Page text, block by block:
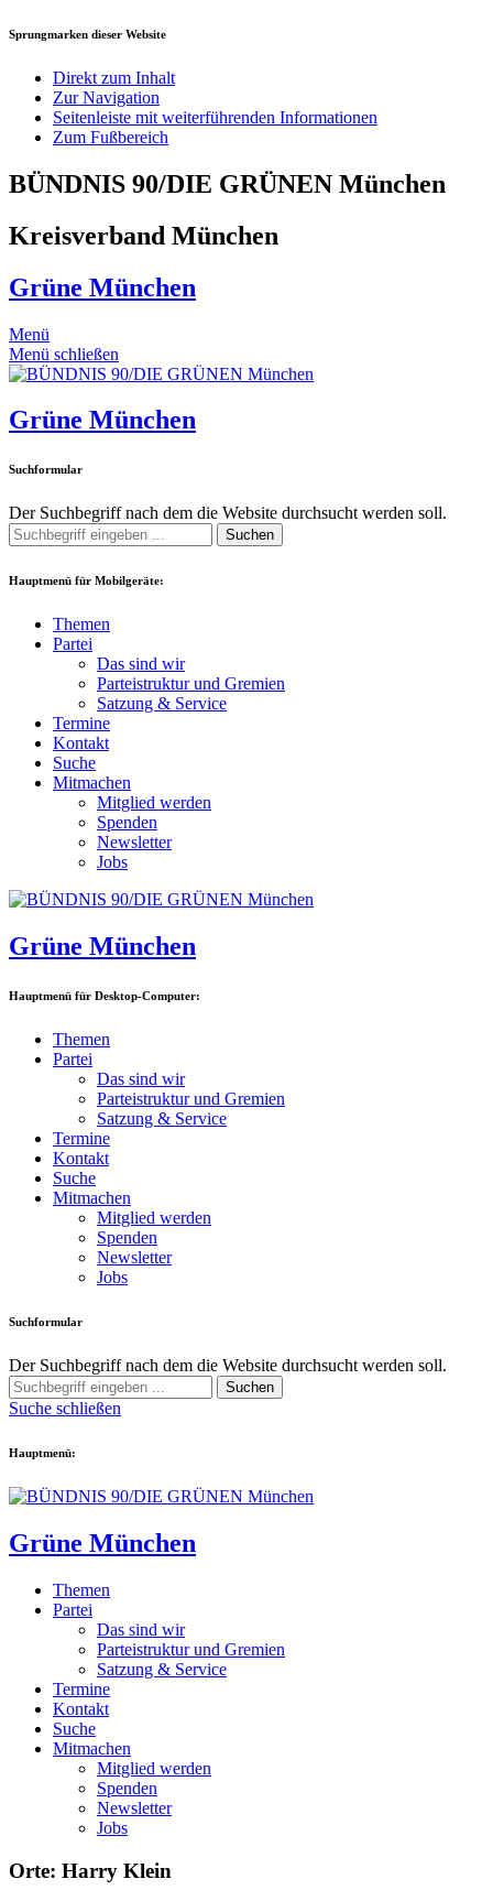
Sprungmarken dieser Website
Direkt zum Inhalt
Zur Navigation
Seitenleiste mit weiterführenden Informationen
Zum Fußbereich
BÜNDNIS 90/DIE GRÜNEN München
Kreisverband München
Grüne München
Menü
Menü schließen
Grüne München
Suchformular
Der Suchbegriff nach dem die Website durchsucht werden soll.
Suchen
Hauptmenü für Mobilgeräte:
Themen
Partei
Das sind wir
Parteistruktur und Gremien
Satzung & Service
Termine
Kontakt
Suche
Mitmachen
Mitglied werden
Spenden
Newsletter
Jobs
Grüne München
Hauptmenü für Desktop-Computer:
Themen
Partei
Das sind wir
Parteistruktur und Gremien
Satzung & Service
Termine
Kontakt
Suche
Mitmachen
Mitglied werden
Spenden
Newsletter
Jobs
Suchformular
Der Suchbegriff nach dem die Website durchsucht werden soll.
Suchen
Suche schließen
Hauptmenü:
Grüne München
Themen
Partei
Das sind wir
Parteistruktur und Gremien
Satzung & Service
Termine
Kontakt
Suche
Mitmachen
Mitglied werden
Spenden
Newsletter
Jobs
Orte: Harry Klein